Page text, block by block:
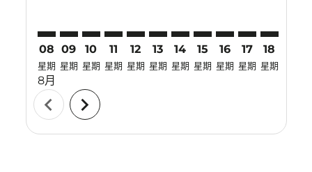
08
星期
8月
09
星期
10
星期
11
星期
12
星期
13
星期
14
星期
15
星期
16
星期
17
星期
18
星期
chevron_left chevron_right